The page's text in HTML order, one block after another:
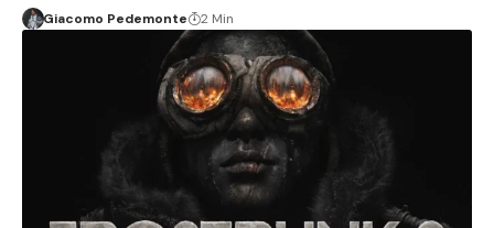
Giacomo Pedemonte 2 Min